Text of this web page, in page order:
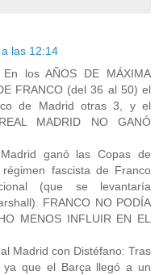
las 12:14
los AÑOS DE MÁXIMA
FRANCO (del 36 al 50) el
de Madrid otras 3, y el
MADRID NO GANÓ
ganó las Copas de
fascista de Franco
(que se levantaría
FRANCO NO PODÍA
MENOS INFLUIR EN EL
Madrid con Distéfano: Tras
ya que el Barça llegó a un